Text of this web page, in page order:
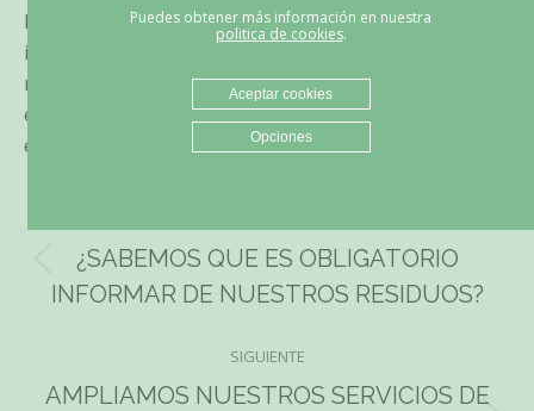
Nuestro compromiso con el medio ambiente nos
impulsa no sólo a alcanzar los mejores resultados en
nuestros servicios, sino que también nos conciencia
en la búsqueda de las prácticas más sostenibles y
eficientes en lo que a recursos naturales se refiere.
Navegación
entre
Publicación
anterior:
¿SABEMOS QUE ES OBLIGATORIO
INFORMAR DE NUESTROS RESIDUOS?
SIGUIENTE
AMPLIAMOS NUESTROS SERVICIOS DE
Puedes obtener más información en nuestra
politica de cookies.
Aceptar cookies
Opciones